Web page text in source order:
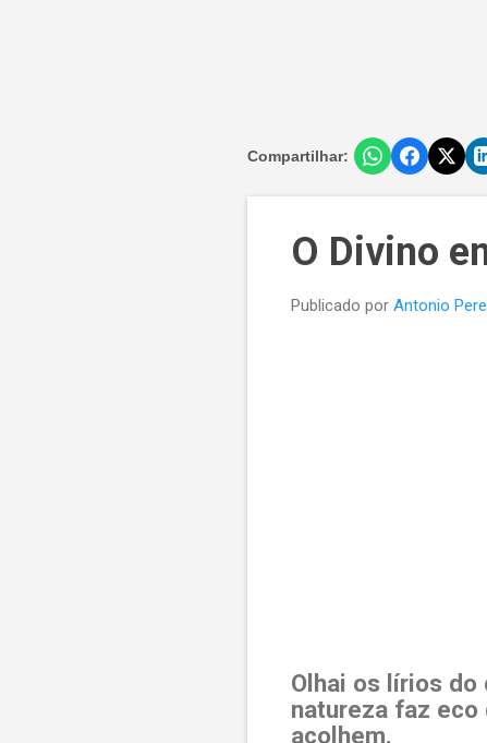
Compartilhar:
O Divino
Publicado por Antonio
Olhai os lírios do
natureza faz eco
acolhem.